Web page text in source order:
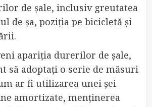
de șale, inclusiv greutatea
de șa, poziția pe bicicletă și
apariția durerilor de șale,
să adoptați o serie de măsuri
ar fi utilizarea unei șei
amortizate, menținerea